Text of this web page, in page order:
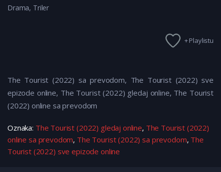
Drama, Triler
+ Playlistu
The Tourist (2022) sa prevodom, The Tourist (2022) sve
epizode online, The Tourist (2022) gledaj online, The Tourist
(2022) online sa prevodom
Oznaka: The Tourist (2022) gledaj online, The Tourist (2022)
online sa prevodom, The Tourist (2022) sa prevodom, The
Tourist (2022) sve epizode online